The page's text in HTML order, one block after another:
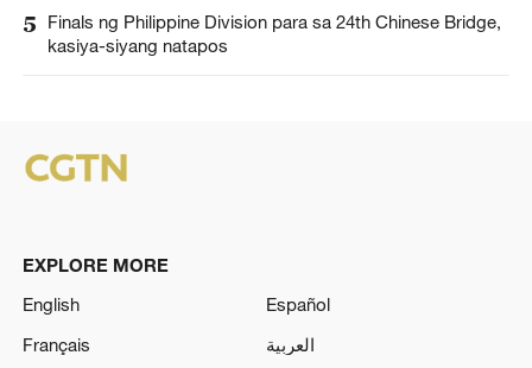
5
Finals ng Philippine Division para sa 24th Chinese Bridge,
kasiya-siyang natapos
EXPLORE MORE
English
Español
Français
العربية